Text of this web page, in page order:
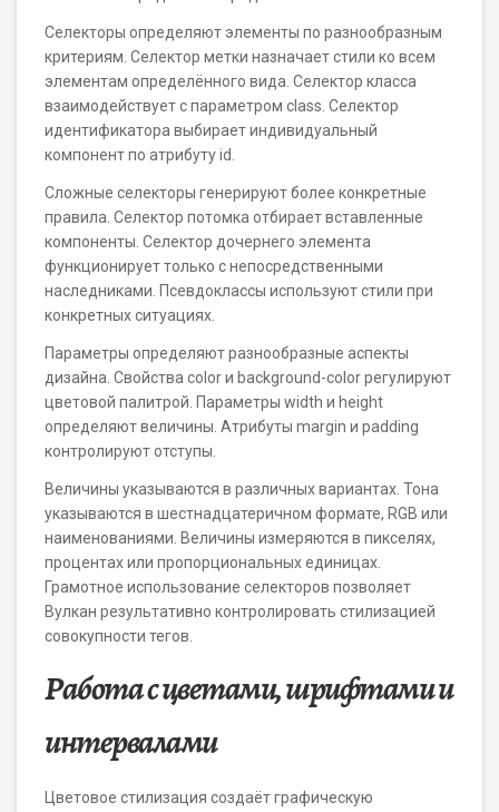
Селекторы определяют элементы по разнообразным
критериям. Селектор метки назначает стили ко всем
элементам определённого вида. Селектор класса
взаимодействует с параметром class. Селектор
идентификатора выбирает индивидуальный
компонент по атрибуту id.
Сложные селекторы генерируют более конкретные
правила. Селектор потомка отбирает вставленные
компоненты. Селектор дочернего элемента
функционирует только с непосредственными
наследниками. Псевдоклассы используют стили при
конкретных ситуациях.
Параметры определяют разнообразные аспекты
дизайна. Свойства color и background-color регулируют
цветовой палитрой. Параметры width и height
определяют величины. Атрибуты margin и padding
контролируют отступы.
Величины указываются в различных вариантах. Тона
указываются в шестнадцатеричном формате, RGB или
наименованиями. Величины измеряются в пикселях,
процентах или пропорциональных единицах.
Грамотное использование селекторов позволяет
Вулкан результативно контролировать стилизацией
совокупности тегов.
Работа с цветами, шрифтами и
интервалами
Цветовое стилизация создаёт графическую